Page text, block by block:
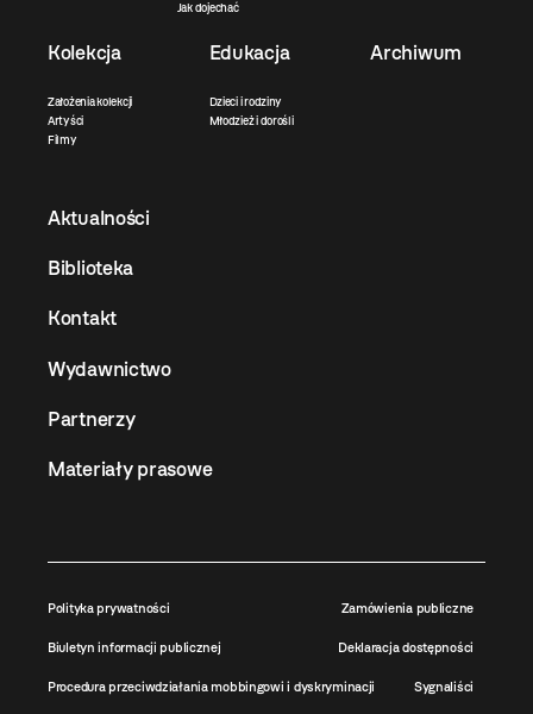
Jak dojechać
Kolekcja
Założenia kolekcji
Artyści
Filmy
Edukacja
Dzieci i rodziny
Młodzież i dorośli
Archiwum
Aktualności
Biblioteka
Kontakt
Wydawnictwo
Partnerzy
Materiały prasowe
Polityka prywatności Zamówienia publiczne
Biuletyn informacji publicznej Deklaracja dostępności
Procedura przeciwdziałania mobbingowi i dyskryminacji Sygnaliści